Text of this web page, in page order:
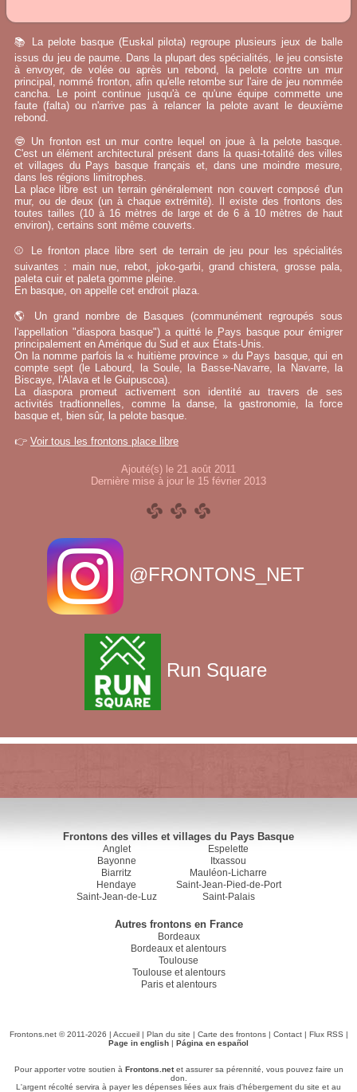
📚 La pelote basque (Euskal pilota) regroupe plusieurs jeux de balle
issus du jeu de paume. Dans la plupart des spécialités, le jeu consiste
à envoyer, de volée ou après un rebond, la pelote contre un mur
principal, nommé fronton, afin qu'elle retombe sur l'aire de jeu nommée
cancha. Le point continue jusqu'à ce qu'une équipe commette une
faute (falta) ou n'arrive pas à relancer la pelote avant le deuxième
rebond.
🤓 Un fronton est un mur contre lequel on joue à la pelote basque.
C'est un élément architectural présent dans la quasi-totalité des villes
et villages du Pays basque français et, dans une moindre mesure,
dans les régions limitrophes.
La place libre est un terrain généralement non couvert composé d'un
mur, ou de deux (un à chaque extrémité). Il existe des frontons des
toutes tailles (10 à 16 mètres de large et de 6 à 10 mètres de haut
environ), certains sont même couverts.
⚾ Le fronton place libre sert de terrain de jeu pour les spécialités
suivantes : main nue, rebot, joko-garbi, grand chistera, grosse pala,
paleta cuir et paleta gomme pleine.
En basque, on appelle cet endroit plaza.
🌎 Un grand nombre de Basques (communément regroupés sous
l'appellation "diaspora basque") a quitté le Pays basque pour émigrer
principalement en Amérique du Sud et aux États-Unis.
On la nomme parfois la « huitième province » du Pays basque, qui en
compte sept (le Labourd, la Soule, la Basse-Navarre, la Navarre, la
Biscaye, l'Alava et le Guipuscoa).
La diaspora promeut activement son identité au travers de ses
activités tradtionnelles, comme la danse, la gastronomie, la force
basque et, bien sûr, la pelote basque.
👉 Voir tous les frontons place libre
Ajouté(s) le 21 août 2011
Dernière mise à jour le 15 février 2013
@FRONTONS_NET
Run Square
Frontons des villes et villages du Pays Basque
Anglet
Bayonne
Biarritz
Hendaye
Saint-Jean-de-Luz
Espelette
Itxassou
Mauléon-Licharre
Saint-Jean-Pied-de-Port
Saint-Palais
Autres frontons en France
Bordeaux
Bordeaux et alentours
Toulouse
Toulouse et alentours
Paris et alentours
Frontons.net © 2011-2026 | Accueil| Plan du site | Carte des frontons| Contact| Flux RSS |
Page in english | Página en español
Pour apporter votre soutien à Frontons.netet assurer sa pérennité, vous pouvez faire un
don.
L'argent récolté servira à payer les dépenses liées aux frais d'hébergement du site et au